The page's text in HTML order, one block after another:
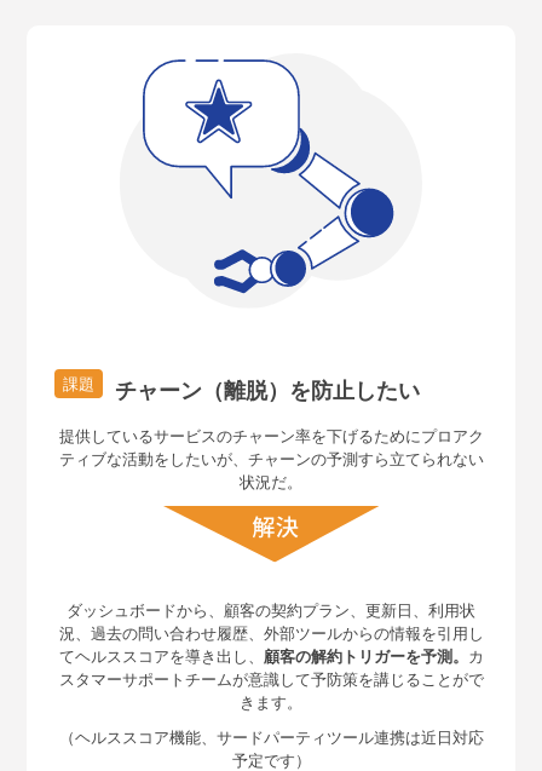
課題 チャーン（離脱）を防止したい
提供しているサービスのチャーン率を下げるためにプロアク
ティブな活動をしたいが、チャーンの予測すら立てられない
状況だ。
ダッシュボードから、顧客の契約プラン、更新日、利用状
況、過去の問い合わせ履歴、外部ツールからの情報を引用し
てヘルススコアを導き出し、 顧客の解約トリガーを予測。 カ
スタマーサポートチームが意識して予防策を講じることがで
きます。
（ヘルススコア機能、サードパーティツール連携は近日対応
予定です）